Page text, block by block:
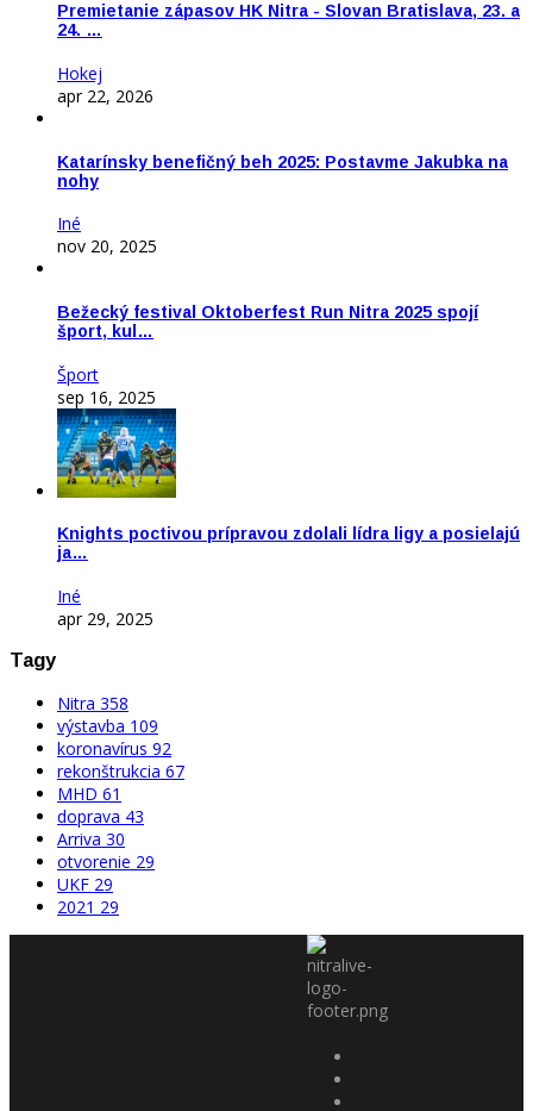
Premietanie zápasov HK Nitra - Slovan Bratislava, 23. a
24. …
Hokej
apr 22, 2026
Katarínsky benefičný beh 2025: Postavme Jakubka na
nohy
Iné
nov 20, 2025
Bežecký festival Oktoberfest Run Nitra 2025 spojí
šport, kul…
Šport
sep 16, 2025
Knights poctivou prípravou zdolali lídra ligy a posielajú
ja…
Iné
apr 29, 2025
Tagy
Nitra 358
výstavba 109
koronavírus 92
rekonštrukcia 67
MHD 61
doprava 43
Arriva 30
otvorenie 29
UKF 29
2021 29